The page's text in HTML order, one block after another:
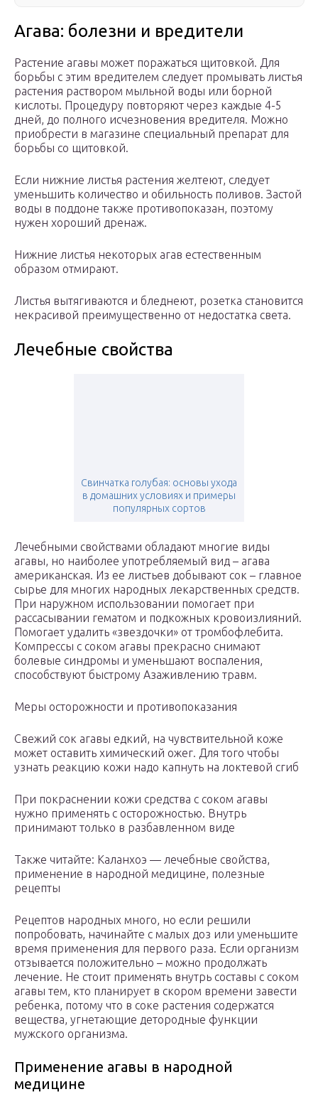
Агава: болезни и вредители
Растение агавы может поражаться щитовкой. Для
борьбы с этим вредителем следует промывать листья
растения раствором мыльной воды или борной
кислоты. Процедуру повторяют через каждые 4-5
дней, до полного исчезновения вредителя. Можно
приобрести в магазине специальный препарат для
борьбы со щитовкой.
Если нижние листья растения желтеют, следует
уменьшить количество и обильность поливов. Застой
воды в поддоне также противопоказан, поэтому
нужен хороший дренаж.
Нижние листья некоторых агав естественным
образом отмирают.
Листья вытягиваются и бледнеют, розетка становится
некрасивой преимущественно от недостатка света.
Лечебные свойства
Свинчатка голубая: основы ухода
в домашних условиях и примеры
популярных сортов
Лечебными свойствами обладают многие виды
агавы, но наиболее употребляемый вид – агава
американская. Из ее листьев добывают сок – главное
сырье для многих народных лекарственных средств.
При наружном использовании помогает при
рассасывании гематом и подкожных кровоизлияний.
Помогает удалить «звездочки» от тромбофлебита.
Компрессы с соком агавы прекрасно снимают
болевые синдромы и уменьшают воспаления,
способствуют быстрому Азаживлению травм.
Меры осторожности и противопоказания
Свежий сок агавы едкий, на чувствительной коже
может оставить химический ожег. Для того чтобы
узнать реакцию кожи надо капнуть на локтевой сгиб
При покраснении кожи средства с соком агавы
нужно применять с осторожностью. Внутрь
принимают только в разбавленном виде
Также читайте: Каланхоэ — лечебные свойства,
применение в народной медицине, полезные
рецепты
Рецептов народных много, но если решили
попробовать, начинайте с малых доз или уменьшите
время применения для первого раза. Если организм
отзывается положительно – можно продолжать
лечение. Не стоит применять внутрь составы с соком
агавы тем, кто планирует в скором времени завести
ребенка, потому что в соке растения содержатся
вещества, угнетающие детородные функции
мужского организма.
Применение агавы в народной
медицине